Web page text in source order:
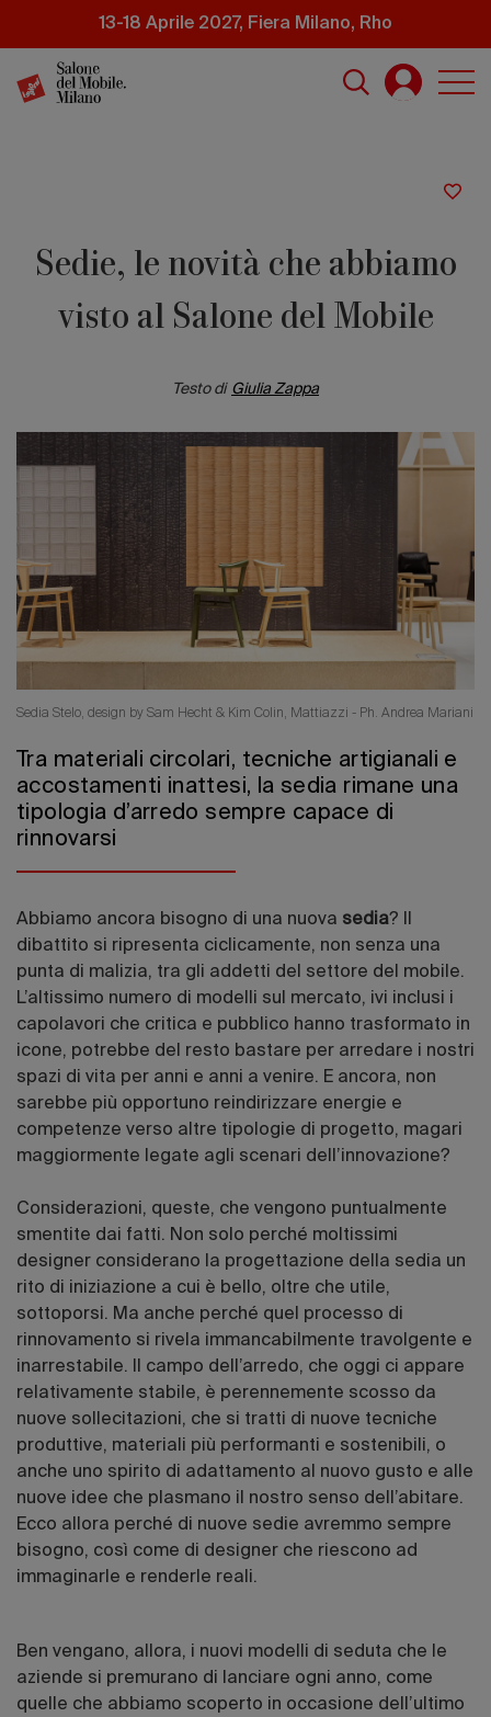
principale
13-18 Aprile 2027, Fiera Milano, Rho
Sedie, le novità che abbiamo
visto al Salone del Mobile
Testo di Giulia Zappa
Sedia Stelo, design by Sam Hecht & Kim Colin, Mattiazzi - Ph. Andrea Mariani
Tra materiali circolari, tecniche artigianali e
accostamenti inattesi, la sedia rimane una
tipologia d’arredo sempre capace di
rinnovarsi
Abbiamo ancora bisogno di una nuova sedia? Il
dibattito si ripresenta ciclicamente, non senza una
punta di malizia, tra gli addetti del settore del mobile.
L’altissimo numero di modelli sul mercato, ivi inclusi i
capolavori che critica e pubblico hanno trasformato in
icone, potrebbe del resto bastare per arredare i nostri
spazi di vita per anni e anni a venire. E ancora, non
sarebbe più opportuno reindirizzare energie e
competenze verso altre tipologie di progetto, magari
maggiormente legate agli scenari dell’innovazione?
Considerazioni, queste, che vengono puntualmente
smentite dai fatti. Non solo perché moltissimi
designer considerano la progettazione della sedia un
rito di iniziazione a cui è bello, oltre che utile,
sottoporsi. Ma anche perché quel processo di
rinnovamento si rivela immancabilmente travolgente e
inarrestabile. Il campo dell’arredo, che oggi ci appare
relativamente stabile, è perennemente scosso da
nuove sollecitazioni, che si tratti di nuove tecniche
produttive, materiali più performanti e sostenibili, o
anche uno spirito di adattamento al nuovo gusto e alle
nuove idee che plasmano il nostro senso dell’abitare.
Ecco allora perché di nuove sedie avremmo sempre
bisogno, così come di designer che riescono ad
immaginarle e renderle reali.
Ben vengano, allora, i nuovi modelli di seduta che le
aziende si premurano di lanciare ogni anno, come
quelle che abbiamo scoperto in occasione dell’ultimo